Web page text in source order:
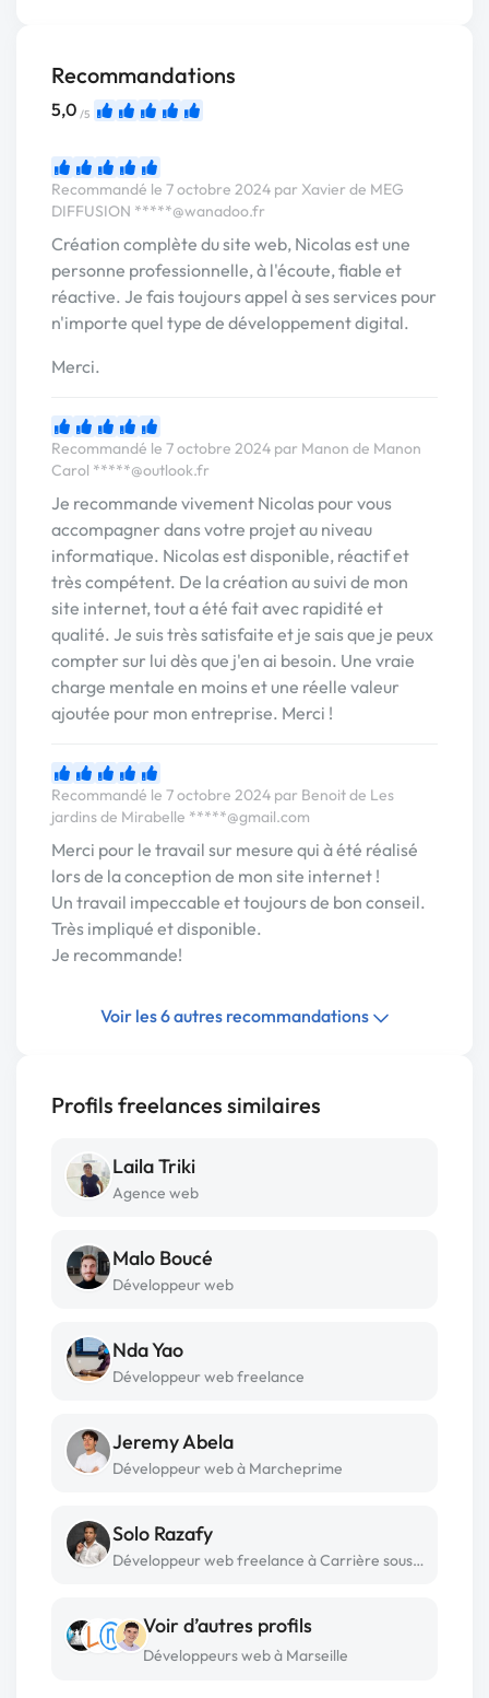
Recommandations
5,0 /5
Recommandé le 7 octobre 2024 par Xavier de MEG
DIFFUSION *****@wanadoo.fr
Création complète du site web, Nicolas est une
personne professionnelle, à l'écoute, fiable et
réactive. Je fais toujours appel à ses services pour
n'importe quel type de développement digital.
Merci.
Recommandé le 7 octobre 2024 par Manon de Manon
Carol *****@outlook.fr
Je recommande vivement Nicolas pour vous
accompagner dans votre projet au niveau
informatique. Nicolas est disponible, réactif et
très compétent. De la création au suivi de mon
site internet, tout a été fait avec rapidité et
qualité. Je suis très satisfaite et je sais que je peux
compter sur lui dès que j'en ai besoin. Une vraie
charge mentale en moins et une réelle valeur
ajoutée pour mon entreprise. Merci !
Recommandé le 7 octobre 2024 par Benoit de Les
jardins de Mirabelle *****@gmail.com
Merci pour le travail sur mesure qui à été réalisé
lors de la conception de mon site internet !
Un travail impeccable et toujours de bon conseil.
Très impliqué et disponible.
Je recommande!
Voir les 6 autres recommandations
Profils freelances similaires
Laila Triki
Agence web
Malo Boucé
Développeur web
Nda Yao
Développeur web freelance
Jeremy Abela
Développeur web à Marcheprime
Solo Razafy
Développeur web freelance à Carrière sous poissy
Voir d’autres profils
Développeurs web à Marseille